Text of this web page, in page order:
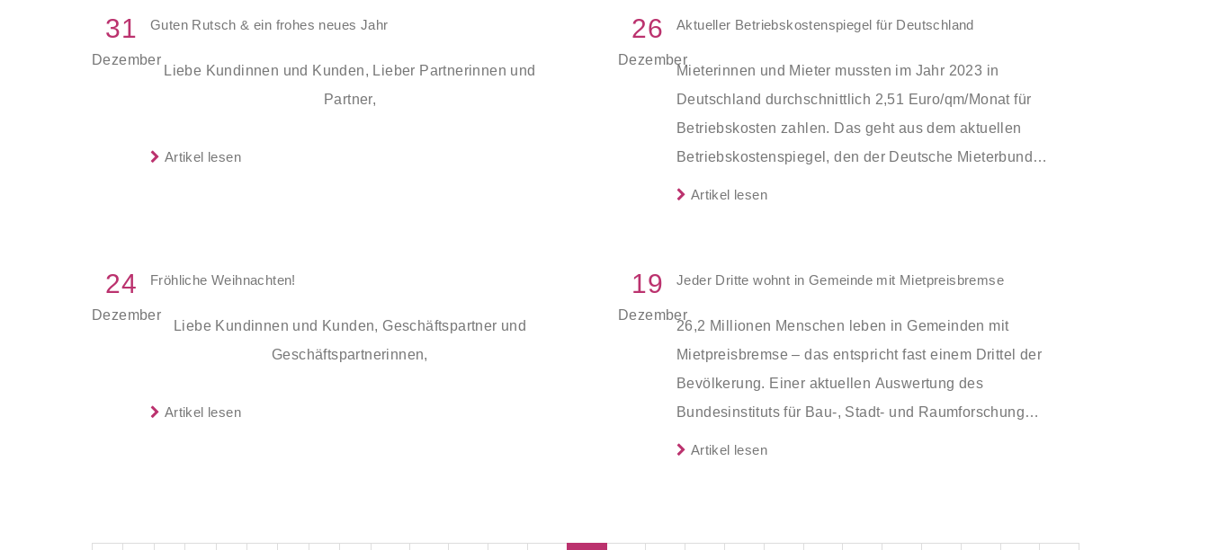
31
Dezember
Guten Rutsch & ein frohes neues Jahr
Liebe Kundinnen und Kunden, Lieber Partnerinnen und
Partner,
Artikel lesen
26
Dezember
Aktueller Betriebskostenspiegel für Deutschland
Mieterinnen und Mieter mussten im Jahr 2023 in
Deutschland durchschnittlich 2,51 Euro/qm/Monat für
Betriebskosten zahlen. Das geht aus dem aktuellen
Betriebskostenspiegel, den der Deutsche Mieterbund
(DMB) vorgelegt hat, hervor. Damit stiegen die
Warmwasserkosten um 18 Prozent. Rechnet man alle
Einzelbeträgen zusammen, kann die sogenannte zweite
Miete bis zu 3,46 Euro pro qm und Monat betragen.
Artikel lesen
24
Dezember
Fröhliche Weihnachten!
Liebe Kundinnen und Kunden, Geschäftspartner und
Geschäftspartnerinnen,
Artikel lesen
19
Dezember
Jeder Dritte wohnt in Gemeinde mit Mietpreisbremse
26,2 Millionen Menschen leben in Gemeinden mit
Mietpreisbremse – das entspricht fast einem Drittel der
Bevölkerung. Einer aktuellen Auswertung des
Bundesinstituts für Bau-, Stadt- und Raumforschung
(BBSR) zufolge gilt das Instrument derzeit in 415
Artikel lesen